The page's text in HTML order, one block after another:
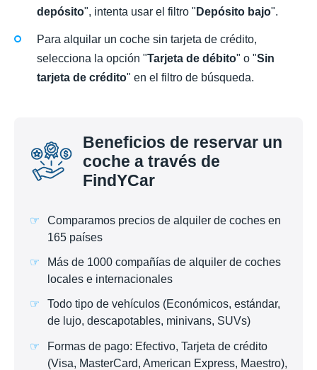
depósito", intenta usar el filtro " Depósito bajo".
Para alquilar un coche sin tarjeta de crédito,
selecciona la opción "Tarjeta de débito" o "Sin
tarjeta de crédito" en el filtro de búsqueda.
Beneficios de reservar un
coche a través de
FindYCar
Comparamos precios de alquiler de coches en
165 países
Más de 1000 compañías de alquiler de coches
locales e internacionales
Todo tipo de vehículos (Económicos, estándar,
de lujo, descapotables, minivans, SUVs)
Formas de pago: Efectivo, Tarjeta de crédito
(Visa, MasterCard, American Express, Maestro),